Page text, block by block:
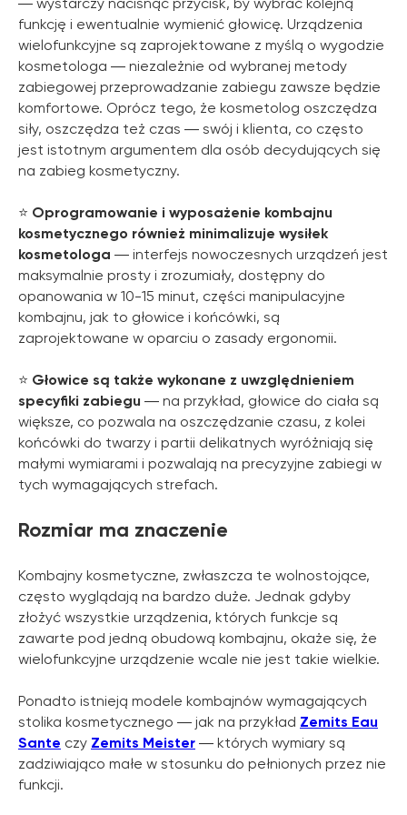
― wystarczy nacisnąć przycisk, by wybrać kolejną
funkcję i ewentualnie wymienić głowicę. Urządzenia
wielofunkcyjne są zaprojektowane z myślą o wygodzie
kosmetologa ― niezależnie od wybranej metody
zabiegowej przeprowadzanie zabiegu zawsze będzie
komfortowe. Oprócz tego, że kosmetolog oszczędza
siły, oszczędza też czas ― swój i klienta, co często
jest istotnym argumentem dla osób decydujących się
na zabieg kosmetyczny.
⭐️ Oprogramowanie i wyposażenie kombajnu
kosmetycznego również minimalizuje wysiłek
kosmetologa ― interfejs nowoczesnych urządzeń jest
maksymalnie prosty i zrozumiały, dostępny do
opanowania w 10-15 minut, części manipulacyjne
kombajnu, jak to głowice i końcówki, są
zaprojektowane w oparciu o zasady ergonomii.
⭐️ Głowice są także wykonane z uwzględnieniem
specyfiki zabiegu ― na przykład, głowice do ciała są
większe, co pozwala na oszczędzanie czasu, z kolei
końcówki do twarzy i partii delikatnych wyróżniają się
małymi wymiarami i pozwalają na precyzyjne zabiegi w
tych wymagających strefach.
Rozmiar ma znaczenie
Kombajny kosmetyczne, zwłaszcza te wolnostojące,
często wyglądają na bardzo duże. Jednak gdyby
złożyć wszystkie urządzenia, których funkcje są
zawarte pod jedną obudową kombajnu, okaże się, że
wielofunkcyjne urządzenie wcale nie jest takie wielkie.
Ponadto istnieją modele kombajnów wymagających
stolika kosmetycznego ― jak na przykład Zemits Eau
Sante czy Zemits Meister ― których wymiary są
zadziwiająco małe w stosunku do pełnionych przez nie
funkcji.